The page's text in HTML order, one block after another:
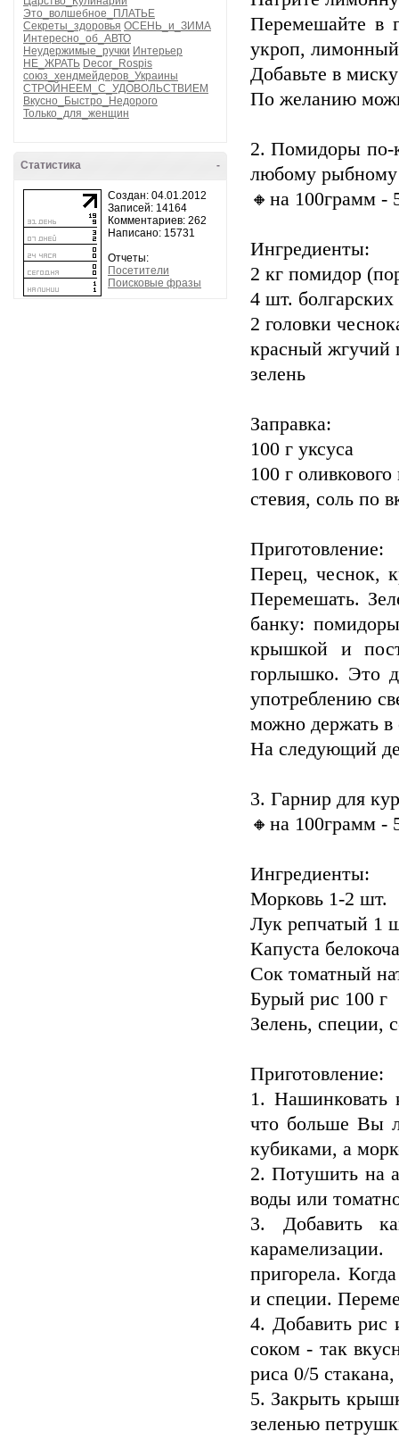
Это_волшебное_ПЛАТЬЕ
Секреты_здоровья ОСЕНЬ_и_ЗИМА
Интересно_об_АВТО
Неудержимые_ручки Интерьер
НЕ_ЖРАТЬ Decor_Rospis
союз_хендмейдеров_Украины
СТРОЙНЕЕМ_С_УДОВОЛЬСТВИЕМ
Вкусно_Быстро_Недорого
Только_для_женщин
-
Статистика
Создан: 04.01.2012
Записей: 14164
Комментариев: 262
Написано: 15731
Отчеты:
Посетители
Поисковые фразы
Перемешайте в
укроп, лимонный
Добавьте в
По желанию
2. Помидоры по-
любому
🔸на 100грамм
Ингредиенты:
2 кг помидор
4 шт. болгарских
2 головки
красный жгучий
зелень
Заправка:
100 г уксуса
100 г оливкового
стевия, соль по
Приготовление:
Перец, чеснок,
Перемешать.
банку:
крышкой и
горлышко. Это
употреблению
можно держать
На следующий
3. Гарнир для
🔸на 100грамм
Ингредиенты:
Морковь 1-2 шт.
Лук репчатый 1
Капуста
Сок томатный
Бурый рис 100 г
Зелень, специи,
Приготовление:
1. Нашинковать
что больше Вы
кубиками, а
2. Потушить на
воды или
3. Добавить
пригорела.
и специи.
4. Добавить рис
соком - так
риса 0/5
5. Закрыть
зеленью